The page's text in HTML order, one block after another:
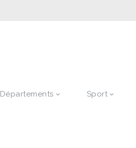
Départements Sport